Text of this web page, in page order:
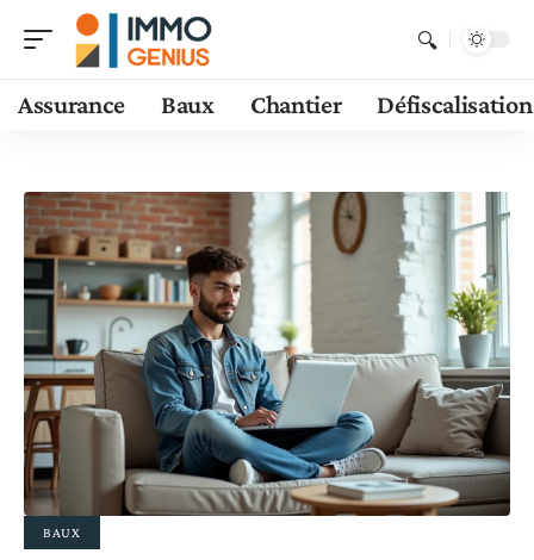
Assurance Baux Chantier Défiscalisation
BAUX